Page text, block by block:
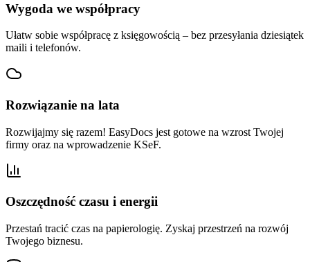
Wygoda we współpracy
Ułatw sobie współpracę z księgowością – bez przesyłania dziesiątek
maili i telefonów.
Rozwiązanie na lata
Rozwijajmy się razem! EasyDocs jest gotowe na wzrost Twojej
firmy oraz na wprowadzenie KSeF.
Oszczędność czasu i energii
Przestań tracić czas na papierologię. Zyskaj przestrzeń na rozwój
Twojego biznesu.